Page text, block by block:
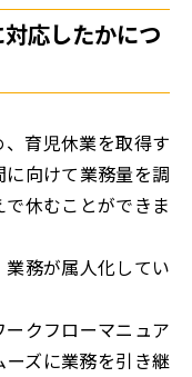
応したかにつ
育児休業を取得す
向けて業務量を調
休むことができま
務が属人化してい
クフローマニュア
ズに業務を引き継